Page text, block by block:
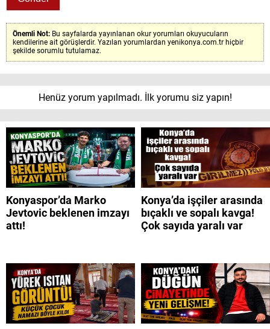
Önemli Not: Bu sayfalarda yayınlanan okur yorumları okuyucuların
kendilerine ait görüşlerdir. Yazılan yorumlardan yenikonya.com.tr hiçbir
şekilde sorumlu tutulamaz.
Henüz yorum yapılmadı. İlk yorumu siz yapın!
Konyaspor’da Marko
Jevtovic beklenen imzayı
attı!
Konya’da işçiler arasında
bıçaklı ve sopalı kavga!
Çok sayıda yaralı var